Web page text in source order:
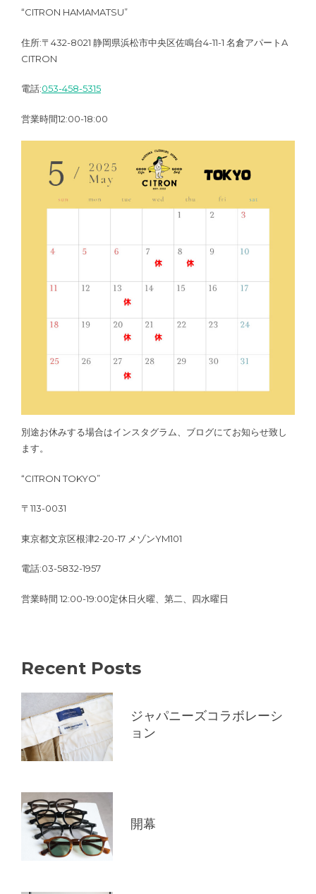
“CITRON HAMAMATSU”
住所:〒432-8021 静岡県浜松市中央区佐鳴台4-11-1 名倉アパートA
CITRON
電話:053-458-5315
営業時間12:00-18:00
別途お休みする場合はインスタグラム、ブログにてお知らせ致し
ます。
“CITRON TOKYO”
〒113-0031
東京都文京区根津2-20-17 メゾンYM101
電話:03-5832-1957
営業時間 12:00-19:00定休日火曜、第二、四水曜日
Recent Posts
ジャパニーズコラボレーシ
ョン
開幕